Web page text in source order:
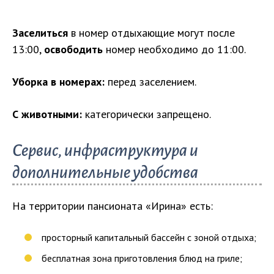
Заселиться в номер отдыхающие могут после
13:00, освободить номер необходимо до 11:00.
Уборка в номерах: перед заселением.
С животными: категорически запрещено.
Сервис, инфраструктура и
дополнительные удобства
На территории пансионата «Ирина» есть:
просторный капитальный бассейн с зоной отдыха;
бесплатная зона приготовления блюд на гриле;